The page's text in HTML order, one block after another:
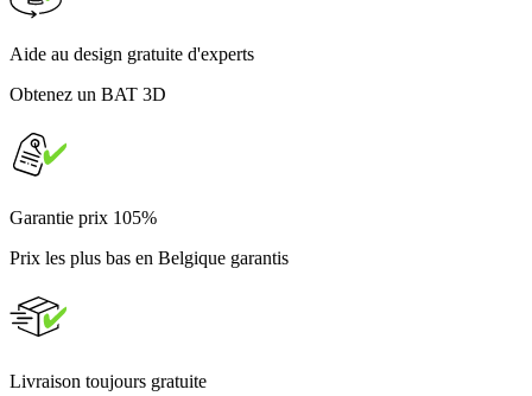
Aide au design gratuite d'experts
Obtenez un BAT 3D
Garantie prix 105%
Prix les plus bas en Belgique garantis
Livraison toujours gratuite